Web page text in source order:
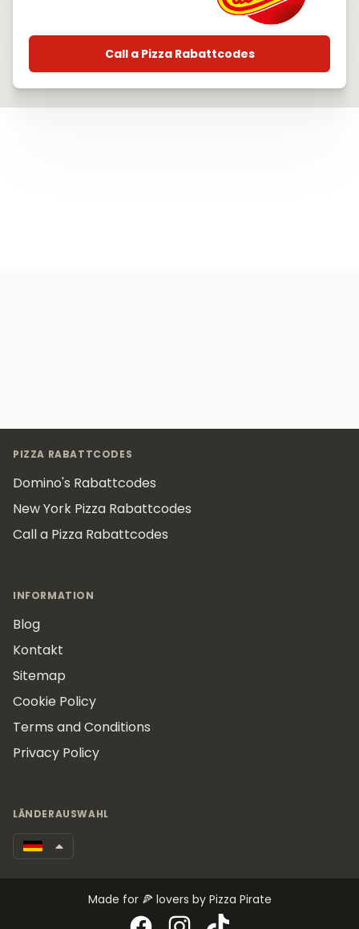
Call a Pizza Rabattcodes
PIZZA RABATTCODES
Domino's Rabattcodes
New York Pizza Rabattcodes
Call a Pizza Rabattcodes
INFORMATION
Blog
Kontakt
Sitemap
Cookie Policy
Terms and Conditions
Privacy Policy
LÄNDERAUSWAHL
Made for 🍕 lovers by Pizza Pirate
FacebookInstagram
TikTok